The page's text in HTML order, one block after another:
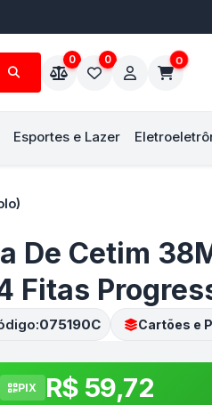
0 0 0
Esportes e Lazer
De Cetim
Fitas
075190C Cartões e
PIX R$ 59,72